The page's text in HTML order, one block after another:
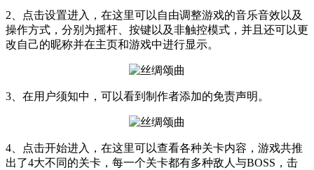
2、点击设置进入，在这里可以自由调整游戏的音乐音效以及
操作方式，分别为摇杆、按键以及非触控模式，并且还可以更
改自己的昵称并在主页和游戏中进行显示。
3、在用户须知中，可以看到制作者添加的免责声明。
4、点击开始进入，在这里可以查看各种关卡内容，游戏共推
出了4大不同的关卡，每一个关卡都有多种敌人与BOSS，击